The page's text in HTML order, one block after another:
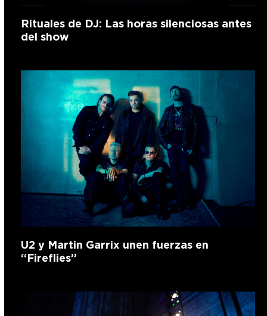
Rituales de DJ: Las horas silenciosas antes
del show
U2 y Martin Garrix unen fuerzas en
“Fireflies”